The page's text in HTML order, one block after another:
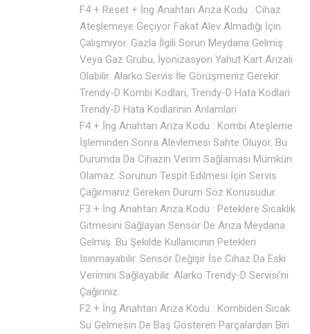
F4 + Reset + İng Anahtarı Arıza Kodu : Cihaz
Ateşlemeye Geçiyor Fakat Alev Almadığı İçin
Çalışmıyor. Gazla İlgili Sorun Meydana Gelmiş
Veya Gaz Grubu, İyonizasyon Yahut Kart Arızalı
Olabilir. Alarko Servis İle Görüşmeniz Gerekir.
Trendy-D Kombi Kodlari, Trendy-D Hata Kodlari
Trendy-D Hata Kodlarinin Anlamlari
F4 + İng Anahtarı Arıza Kodu : Kombi Ateşleme
İşleminden Sonra Alevlemesi Sahte Oluyor. Bu
Durumda Da Cihazın Verim Sağlaması Mümkün
Olamaz. Sorunun Tespit Edilmesi İçin Servis
Çağırmanız Gereken Durum Söz Konusudur.
F3 + İng Anahtarı Arıza Kodu : Peteklere Sıcaklık
Gitmesini Sağlayan Sensör De Arıza Meydana
Gelmiş. Bu Şekilde Kullanıcının Petekleri
Isınmayabilir. Sensör Değişir İse Cihaz Da Eski
Verimini Sağlayabilir. Alarko Trendy-D Servisi’ni
Çağırınız.
F2 + İng Anahtarı Arıza Kodu : Kombiden Sıcak
Su Gelmesin De Baş Gösteren Parçalardan Biri